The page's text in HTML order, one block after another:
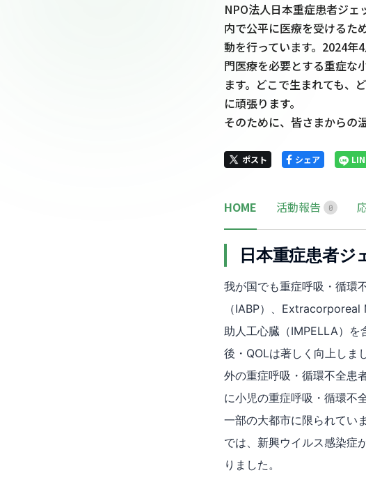
NPO法人日本重症患者ジ
内で公平に医療を受けるた
動を行っています。2024年
門医療を必要とする重症な
ます。どこで生まれても、
に頑張ります。
そのために、皆さまからの
ポスト シェア
HOME 活動報告 0
日本重症患者
我が国でも重症呼吸・循環
（IABP）、
助人工心臓（IMPELLA）
後・QOLは著しく向上しま
外の重症呼吸・循環不全患
に小児の重症呼吸・循環不
一部の大都市に限られてい
では、新興ウイルス感染症
りました。